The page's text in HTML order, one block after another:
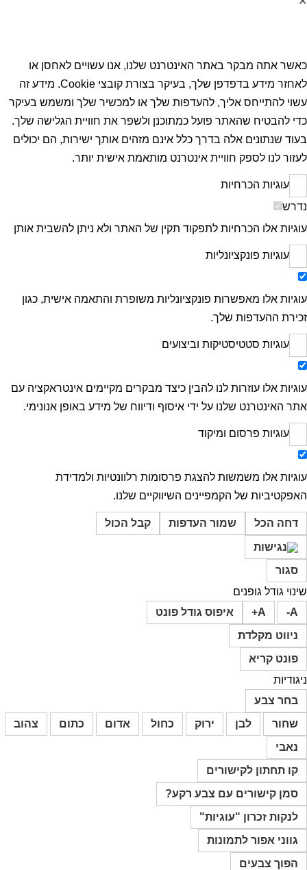
כאשר אתה מבקר באתר האינטרנט שלנו, אנו עשויים לאחסן או
לאחזר מידע בדפדפן שלך, בעיקר בצורת קובצי Cookie. מידע זה
עשוי להתייחס אליך, להעדפות שלך או למכשיר שלך ומשמש בעיקר
כדי להבטיח שהאתר פועל כמתוכנן ולשפר את חוויית הגלישה שלך.
בעוד שנתונים אלה בדרך כלל אינם מזהים אותך ישירות, הם יכולים
לעזור לנו לספק חוויית אינטרנט מותאמת אישית יותר.
עוגיות הכרחיות
נדרש
עוגיות אלו הכרחיות לתפקוד תקין של האתר ולא ניתן להשבית אותן
עוגיות פונקציונליות
עוגיות אלו מאפשרות פונקציונליות משופרת והתאמה אישית, כגון
זכירת ההעדפות שלך.
עוגיות סטטיסטיקות וביצועים
עוגיות אלו עוזרות לנו להבין כיצד מבקרים מקיימים אינטראקציה עם
אתר האינטרנט שלנו על ידי איסוף ודיווח של מידע באופן אנונימי.
עוגיות פרסום ומיקוד
עוגיות אלו משמשות להצגת פרסומות רלוונטיות ולמדידת
האפקטיביות של הקמפיינים השיווקיים שלנו.
דחה הכל שמור העדפות קבל הכול
סגור
שינוי גודל גופנים
A-
A+
איפוס גודל פונט
ניווט מקלדת
פונט קריא
ניגודיות
בחר צבע
שחור
לבן ירוק כחול אדום כתום
צהוב
נאבי
קו תחתון לקישורים
סמן קישורים עם צבע רקע?
לנקות זכרון "עוגיות"
גווני אפור לתמונות
הפוך צבעים